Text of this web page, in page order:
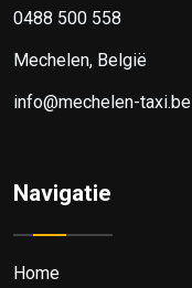
0488 500 558
Mechelen, België
info@mechelen-taxi.be
Navigatie
Home